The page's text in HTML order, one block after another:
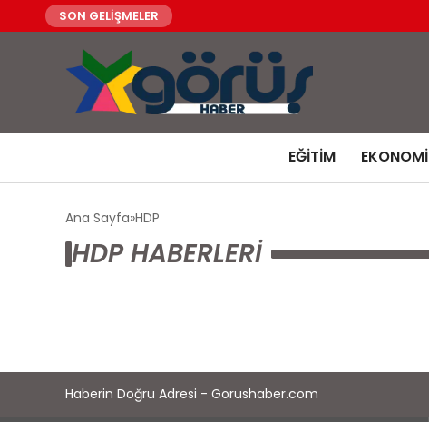
SON GELİŞMELER
EĞITIM EKONOMI
Ana Sayfa HDP
HDP HABERLERI
Haberin Doğru Adresi - Gorushaber.com